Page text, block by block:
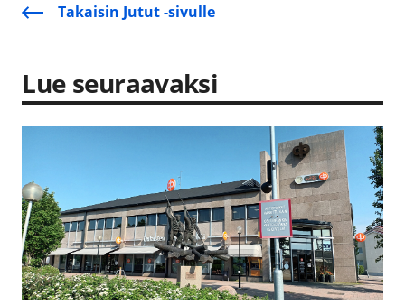
Takaisin Jutut -sivulle
Lue seuraavaksi